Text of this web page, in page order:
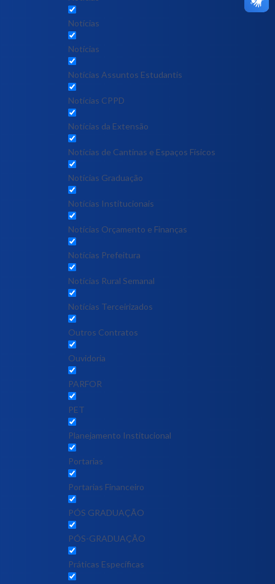
Notícias
Notícias
Notícias Assuntos Estudantis
Notícias CPPD
Notícias da Extensão
Notícias de Cantinas e Espaços Físicos
Notícias Graduação
Notícias Institucionais
Notícias Orçamento e Finanças
Notícias Prefeitura
Notícias Rural Semanal
Notícias Terceirizados
Outros Contratos
Ouvidoria
PARFOR
PET
Planejamento Institucional
Portarias
Portarias Financeiro
PÓS GRADUAÇÃO
PÓS-GRADUAÇÃO
Práticas Específicas